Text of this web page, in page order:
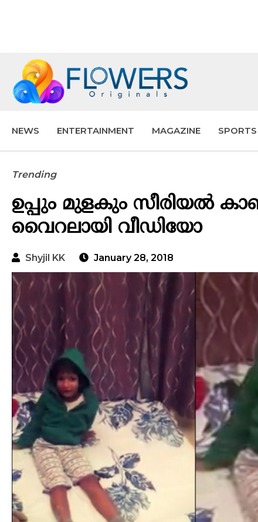
NEWS ENTERTAINMENT MAGAZINE SPORTS
Trending
ഉപ്പും മുളകും സീരിയൽ
വൈറലായി വീഡിയോ
Shyjil KK January 28, 2018